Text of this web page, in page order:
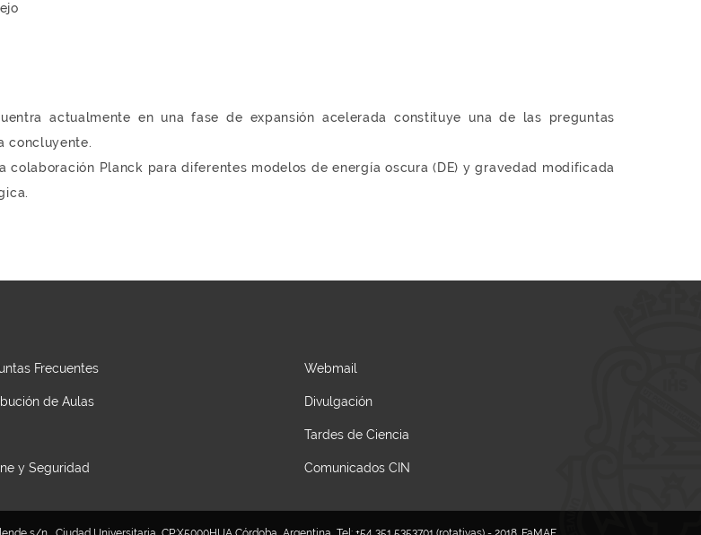
actualmente en una fase de expansión acelerada constituye una de las preguntas
concluyente.
Planck para diferentes modelos de energía oscura (DE) y gravedad modificada
Frecuentes
de Aulas
y Seguridad
Webmail
Divulgación
Tardes de Ciencia
Comunicados CIN